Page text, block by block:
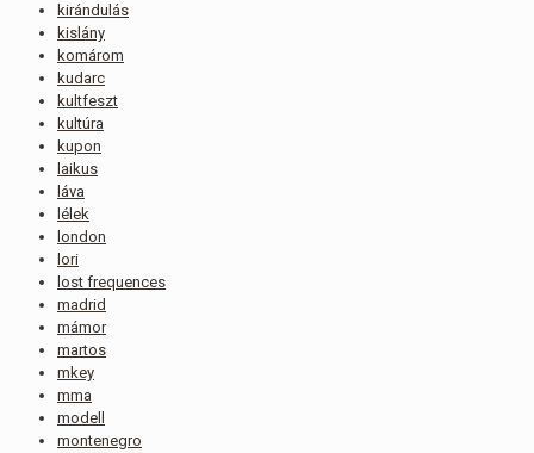
kirándulás
kislány
komárom
kudarc
kultfeszt
kultúra
kupon
laikus
láva
lélek
london
lori
lost frequences
madrid
mámor
martos
mkey
mma
modell
montenegro